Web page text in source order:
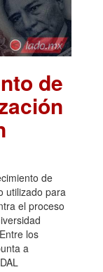
de
de
utilizado para
el proceso
los
a